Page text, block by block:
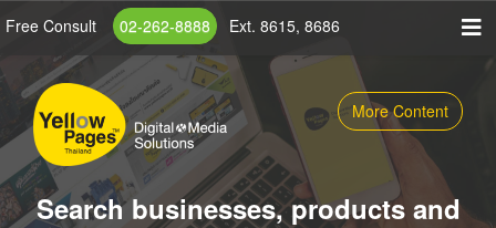
content
Free Consult 02-262-8888 Ext. 8615, 8686
More Content
Search businesses, products and